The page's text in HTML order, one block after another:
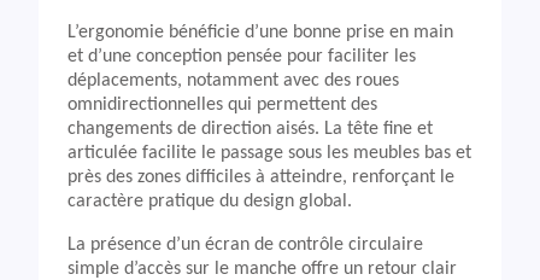
L’ergonomie bénéficie d’une bonne prise en main
et d’une conception pensée pour faciliter les
déplacements, notamment avec des roues
omnidirectionnelles qui permettent des
changements de direction aisés. La tête fine et
articulée facilite le passage sous les meubles bas et
près des zones difficiles à atteindre, renforçant le
caractère pratique du design global.
La présence d’un écran de contrôle circulaire
simple d’accès sur le manche offre un retour clair